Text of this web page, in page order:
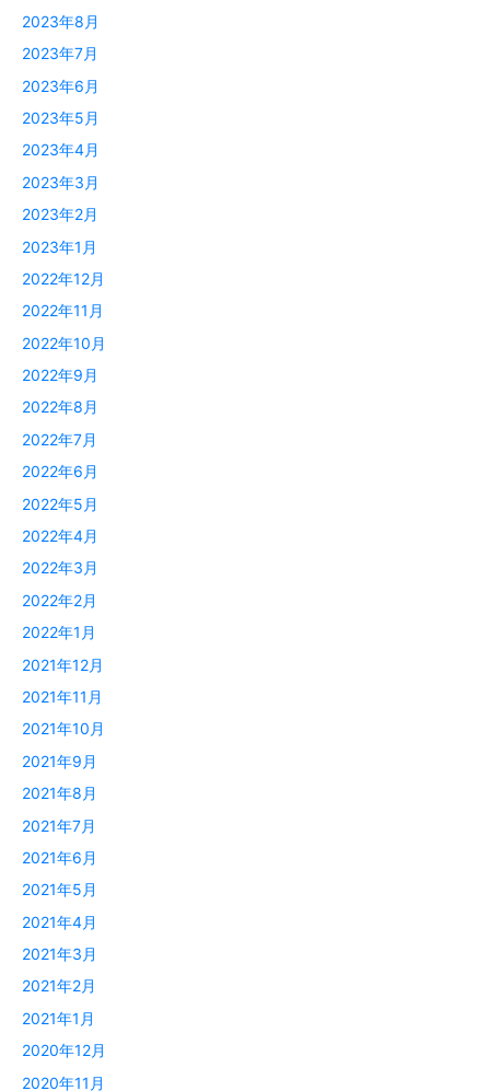
2023年8月
2023年7月
2023年6月
2023年5月
2023年4月
2023年3月
2023年2月
2023年1月
2022年12月
2022年11月
2022年10月
2022年9月
2022年8月
2022年7月
2022年6月
2022年5月
2022年4月
2022年3月
2022年2月
2022年1月
2021年12月
2021年11月
2021年10月
2021年9月
2021年8月
2021年7月
2021年6月
2021年5月
2021年4月
2021年3月
2021年2月
2021年1月
2020年12月
2020年11月